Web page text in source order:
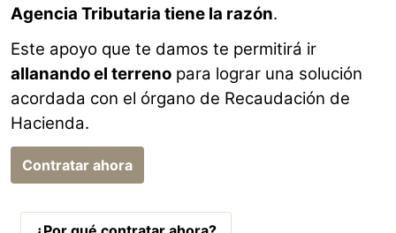
Agencia Tributaria tiene la razón.
Este apoyo que te damos te permitirá ir
allanando el terreno para lograr una solución
acordada con el órgano de Recaudación de
Hacienda.
Contratar ahora